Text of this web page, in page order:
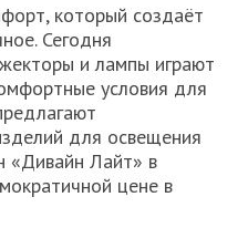
который создаёт
Сегодня
и лампы играют
условия для
для освещения
«Дивайн Лайт» в
цене в